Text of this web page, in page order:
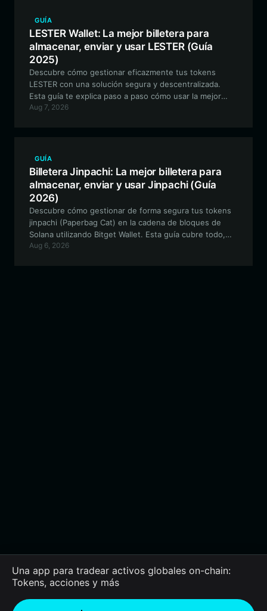
GUÍA
LESTER Wallet: La mejor billetera para
almacenar, enviar y usar LESTER (Guía
2025)
Descubre cómo gestionar eficazmente tus tokens
LESTER con una solución segura y descentralizada.
Esta guía te explica paso a paso cómo usar la mejor
billetera para LESTER en la cadena de bloques de
Aug 7, 2026
GUÍA
Billetera Jinpachi: La mejor billetera para
almacenar, enviar y usar Jinpachi (Guía
2026)
Descubre cómo gestionar de forma segura tus tokens
jinpachi (Paperbag Cat) en la cadena de bloques de
Solana utilizando Bitget Wallet. Esta guía cubre todo,
desde la configuración de la billetera hasta el comercio
Aug 6, 2026
Una app para tradear activos globales on-chain:
Tokens, acciones y más